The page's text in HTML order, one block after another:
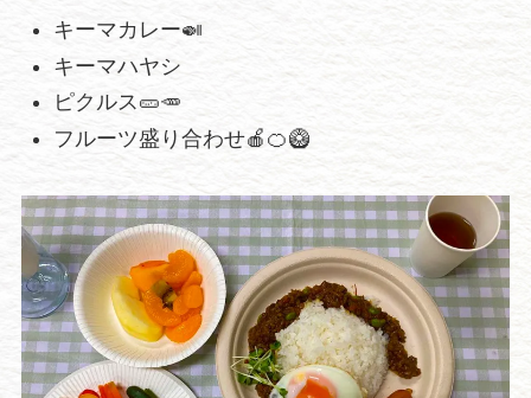
キーマカレー🍛
キーマハヤシ
ピクルス🥒🥕
フルーツ盛り合わせ🍎🍊🥝